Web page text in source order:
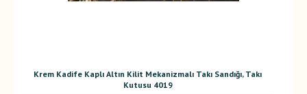
Krem Kadife Kaplı Altın Kilit Mekanizmalı Takı Sandığı, Takı
Kutusu 4019